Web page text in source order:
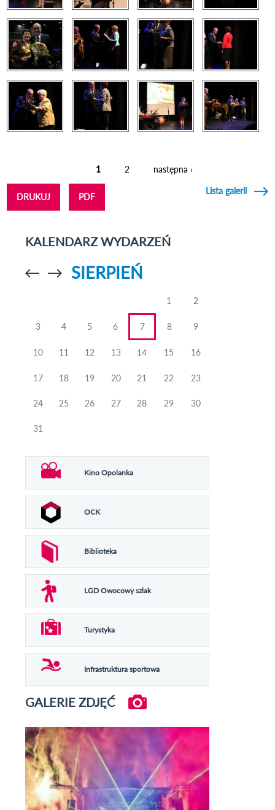
Strony
1 2 następna ›
DRUKUJ PDF
Lista galerii
KALENDARZ WYDARZEŃ
Przejdź doPrzejdź do
SIERPIEŃ
1 2
3 4 5 6 7 8 9
10 11 12 13 14 15 16
17 18 19 20 21 22 23
24 25 26 27 28 29 30
31
Kino Opolanka
OCK
Biblioteka
LGD Owocowy szlak
Turystyka
Infrastruktura sportowa
GALERIE ZDJĘĆ